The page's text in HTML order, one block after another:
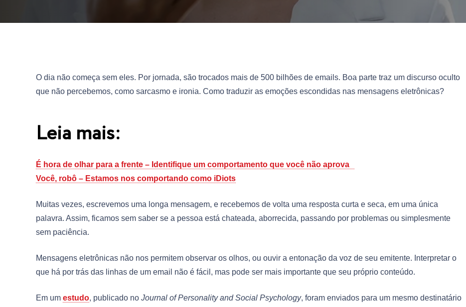
O dia não começa sem eles. Por jornada, são trocados mais de 500 bilhões de emails. Boa parte traz um discurso oculto
que não percebemos, como sarcasmo e ironia. Como traduzir as emoções escondidas nas mensagens eletrônicas?
Leia mais:
É hora de olhar para a frente – Identifique um comportamento que você não aprova
Você, robô – Estamos nos comportando como iDiots
Muitas vezes, escrevemos uma longa mensagem, e recebemos de volta uma resposta curta e seca, em uma única
palavra. Assim, ficamos sem saber se a pessoa está chateada, aborrecida, passando por problemas ou simplesmente
sem paciência.
Mensagens eletrônicas não nos permitem observar os olhos, ou ouvir a entonação da voz de seu emitente. Interpretar o
que há por trás das linhas de um email não é fácil, mas pode ser mais importante que seu próprio conteúdo.
Em um estudo, publicado no Journal of Personality and Social Psychology, foram enviados para um mesmo destinatário